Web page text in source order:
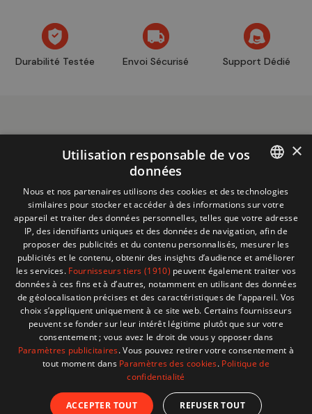
Durabilité Testée Envoi Sécurisé Support Dédié
MENU
SHOP
BESOIN D'AIDE ?
boutique
+32 (0)2 704 93 20
store@adventech.be
Mercuriusstraat 24 - 1930 Zaventem
© 2026 Adventech. Created byATdesign. Developped
FRENCH
×
Utilisation responsable de vos
données
Nous et nos partenaires utilisons des cookies et des technologies
similaires pour stocker et accéder à des informations sur votre
appareil et traiter des données personnelles, telles que votre adresse
IP, des identifiants uniques et des données de navigation, afin de
proposer des publicités et du contenu personnalisés, mesurer les
publicités et le contenu, obtenir des insights d’audience et améliorer
les services. Fournisseurs tiers (1910) peuvent également traiter vos
données à ces fins et à d’autres, notamment en utilisant des données
de géolocalisation précises et des caractéristiques de l’appareil. Vos
choix s’appliquent uniquement à ce site web. Certains fournisseurs
peuvent se fonder sur leur intérêt légitime plutôt que sur votre
consentement ; vous avez le droit de vous y opposer dans
Paramètres publicitaires. Vous pouvez retirer votre consentement à
tout moment dans Paramètres des cookies. Politique de
confidentialité
ACCEPTER TOUT REFUSER TOUT